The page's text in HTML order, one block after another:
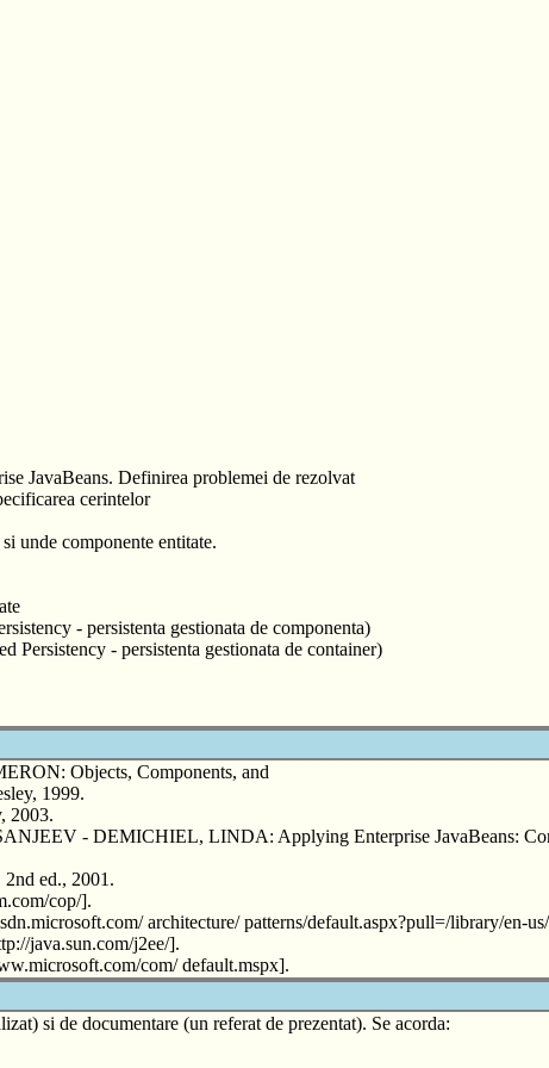
JavaBeans. Definirea problemei de rezolvat
cerintelor
unde componente entitate.
- persistenta gestionata de componenta)
Persistency - persistenta gestionata de container)
Objects, Components, and
1999.
2003.
- DEMICHIEL, LINDA: Applying Enterprise JavaBeans:
ed., 2001.
cop/].
architecture/ patterns/default.aspx?pull=/library/en-
java.sun.com/j2ee/].
com/ default.mspx].
si de documentare (un referat de prezentat). Se acorda: